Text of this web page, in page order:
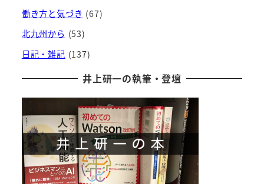
働き方と気づき (67)
北九州から (53)
日記・雑記 (137)
井上研一の執筆・登壇